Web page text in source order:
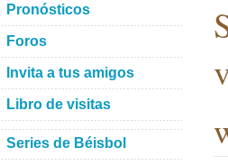
Pronósticos
Foros
Invita a tus amigos
Libro de visitas
Series de Béisbol